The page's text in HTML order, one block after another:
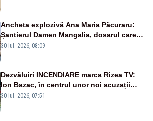
Ancheta explozivă Ana Maria Păcuraru:
Șantierul Damen Mangalia, dosarul care
scufundă apărarea României
30 iul. 2026, 08:09
Dezvăluiri INCENDIARE marca Rizea TV:
Ion Bazac, în centrul unor noi acuzații
publice
30 iul. 2026, 07:51